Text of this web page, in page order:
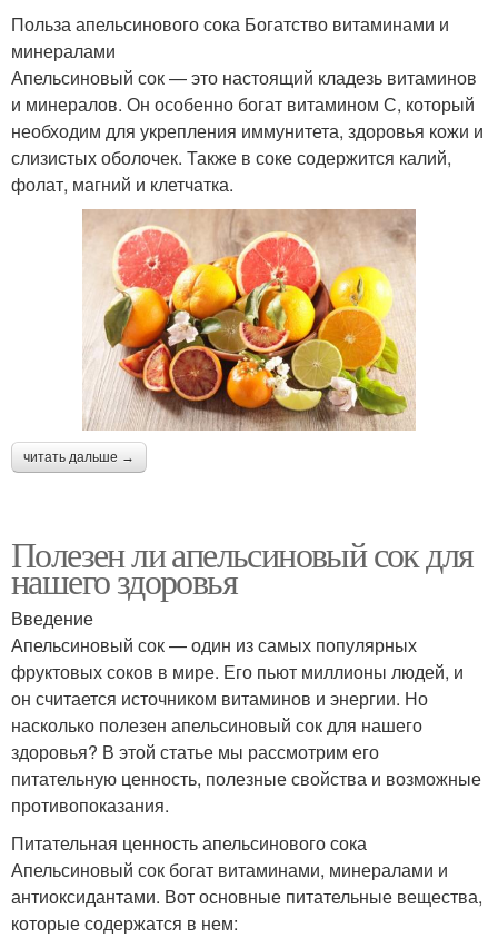
Польза апельсинового сока Богатство витаминами и
минералами
Апельсиновый сок — это настоящий кладезь витаминов
и минералов. Он особенно богат витамином С, который
необходим для укрепления иммунитета, здоровья кожи и
слизистых оболочек. Также в соке содержится калий,
фолат, магний и клетчатка.
читать дальше →
Полезен ли апельсиновый сок для
нашего здоровья
Введение
Апельсиновый сок — один из самых популярных
фруктовых соков в мире. Его пьют миллионы людей, и
он считается источником витаминов и энергии. Но
насколько полезен апельсиновый сок для нашего
здоровья? В этой статье мы рассмотрим его
питательную ценность, полезные свойства и возможные
противопоказания.
Питательная ценность апельсинового сока
Апельсиновый сок богат витаминами, минералами и
антиоксидантами. Вот основные питательные вещества,
которые содержатся в нем: